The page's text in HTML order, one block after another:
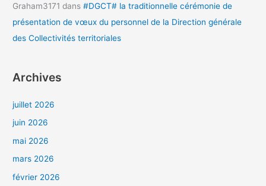
Graham3171 dans#DGCT# la traditionnelle cérémonie de
présentation de vœux du personnel de la Direction générale
des Collectivités territoriales
Archives
juillet 2026
juin 2026
mai 2026
mars 2026
février 2026